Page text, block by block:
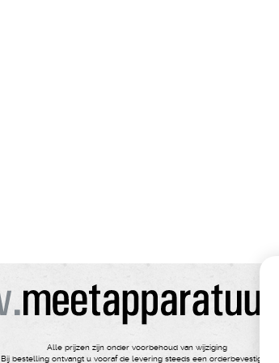
Alle prijzen zijn onder voorbehoud van wijziging
Bij bestelling ontvangt u vooraf de levering steeds een orderbevestiging